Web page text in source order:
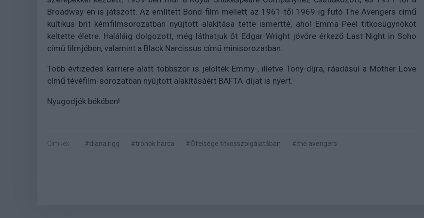
Broadway-en is játszott. Az említett Bond-film mellett az 1961-től 1969-ig futó The Avengers című
kultikus brit kémfilmsorozatban nyújtott alakítása tette ismertté, ahol Emma Peel titkosügynököt
keltette életre. Haláláig dolgozott, még láthatjuk őt Edgar Wright jövőre érkező Last Night in Soho
című filmjében, valamint a Black Narcissus című minisorozatban.
Több évtizedes karriere alatt többször is jelölték Emmy-, illetve Tony-díjra, ráadásul a Mother Love
című tévéfilm-sorozatban nyújtott alakításáért BAFTA-díjat is nyert.
Nyugodjék békében!
Címkék: #diana rigg #trónok harca #Őfelsége titkosszolgálatában #the avengers